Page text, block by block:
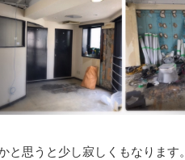
思うと少し寂しくもなります。